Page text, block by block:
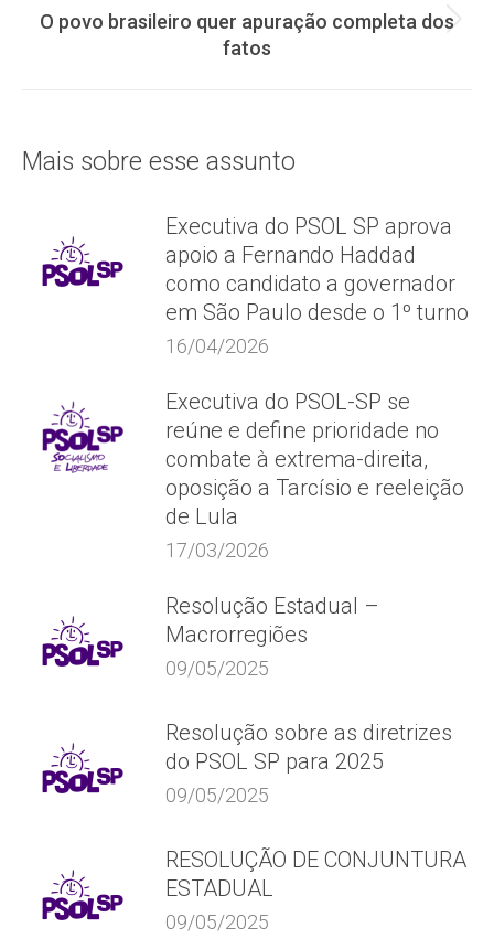
post:
Próximo
post:
O povo brasileiro quer apuração completa dos
fatos
Mais sobre esse assunto
Executiva do PSOL SP aprova
apoio a Fernando Haddad
como candidato a governador
em São Paulo desde o 1º turno
16/04/2026
Executiva do PSOL-SP se
reúne e define prioridade no
combate à extrema-direita,
oposição a Tarcísio e reeleição
de Lula
17/03/2026
Resolução Estadual –
Macrorregiões
09/05/2025
Resolução sobre as diretrizes
do PSOL SP para 2025
09/05/2025
RESOLUÇÃO DE CONJUNTURA
ESTADUAL
09/05/2025